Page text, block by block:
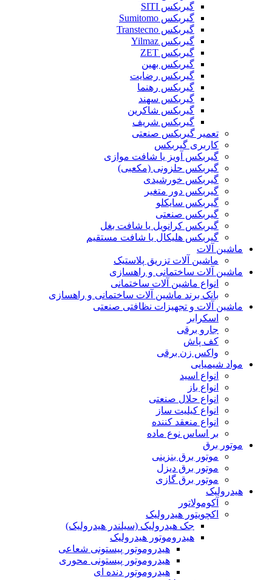
گیربکس SITI
گیربکس Sumitomo
گیربکس Transtecno
گیربکس Yilmaz
گیربکس ZET
گیربکس بهین
گیربکس رضایت
گیربکس رهنما
گیربکس سهند
گیربکس شاکرین
گیربکس شریف
تعمیر گیربکس صنعتی
کاربری گیربکس
گیربکس آویز یا شافت موازی
گیربکس حلزونی (مکعبی)
گیربکس خورشیدی
گیربکس دور متغیر
گیربکس سایکلو
گیربکس صنعتی
گیربکس کرانویل یا شافت بغل
گیربکس هلیکال یا شافت مستقیم
ماشین آلات
ماشین آلات تزریق پلاستیک
ماشین آلات ساختمانی و راهسازی
انواع ماشین آلات ساختمانی
بانک برند ماشین آلات ساختمانی و راهسازی
ماشین آلات و تجهیزات نظافتی صنعتی
اسکرابر
جارو برقی
کف پاش
واکس زن برقی
مواد شیمیایی
انواع اسید
انواع باز
انواع حلال صنعتی
انواع کیلیت ساز
انواع منعقد کننده
بر اساس نوع ماده
موتور برق
موتور برق بنزینی
موتور برق دیزل
موتور برق گازی
هیدرولیک
آکومولاتور
اکچویتور هیدرولیک
جک هیدرولیک (سیلندر هیدرولیک)
هیدروموتور هیدرولیک
هیدروموتور پیستونی شعاعی
هیدروموتور پیستونی محوری
هیدروموتور دنده ای